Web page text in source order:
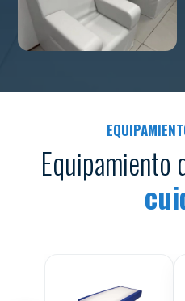
Equipamiento